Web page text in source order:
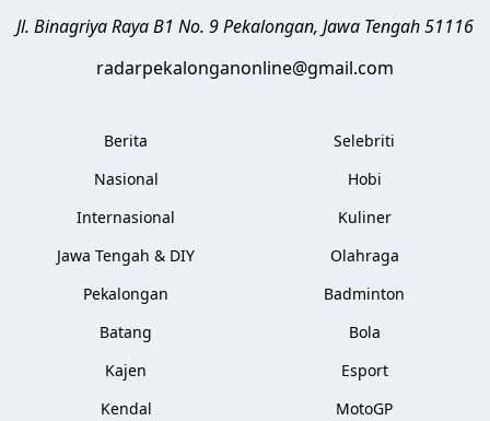
Jl. Binagriya Raya B1 No. 9Pekalongan, Jawa Tengah51116
radarpekalonganonline@gmail.com
Berita
Nasional
Internasional
Jawa Tengah & DIY
Pekalongan
Batang
Kajen
Kendal
Selebriti
Hobi
Kuliner
Olahraga
Badminton
Bola
Esport
MotoGP